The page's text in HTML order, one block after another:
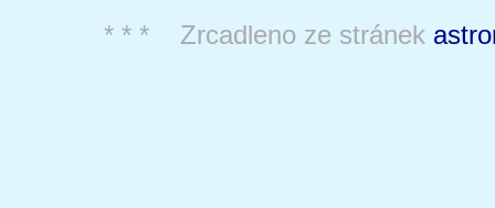
* * * Zrcadleno ze stránek